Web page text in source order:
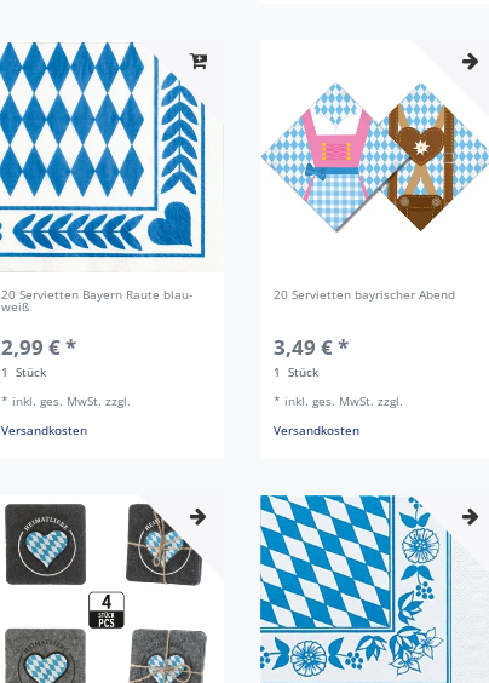
20 Servietten Bayern Raute blau-
weiß
2,99 € *
1
Stück
* inkl. ges. MwSt. zzgl.
Versandkosten
20 Servietten bayrischer Abend
3,49 € *
1
Stück
* inkl. ges. MwSt. zzgl.
Versandkosten